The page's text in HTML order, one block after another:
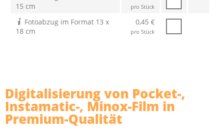
15 cm
pro Stück
Fotoabzug im Format 13 x
18 cm
0,45 €
pro Stück
Digitalisierung von Pocket-,
Instamatic-, Minox-Film in
Premium-Qualität